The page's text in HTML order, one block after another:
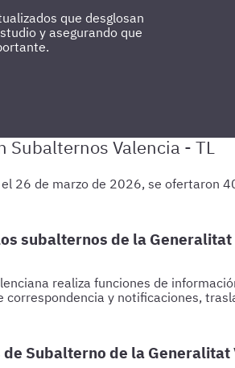
que desglosan
y asegurando que
26 de marzo de 2026, se ofertaron
subalternos de la Generalitat
realiza funciones de
y notificaciones,
Subalterno de la Generalitat